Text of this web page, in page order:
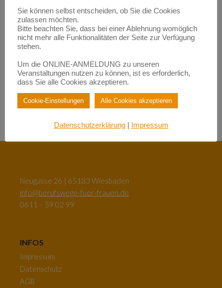
werden | BerufsWege für Frauen e.V.
zuFundraisende – die „Eier-legenden Woll-Milch-Säue“
Empowerment durch Mentoring: Wie Migrantinnen gestärkt
werden | BerufsWege für Frauen e.V.
zuFemale Empowerment im Main Kinzig Kreis
Be happy – so werden Sie glücklich im Beruf!| BerufsWege für
Frauen e.V.
Eigenlob stimmt!
Frauen e.V.
Female Empowerment im Main Kinzig Kreis
Neugasse 26 | 65183 Wiesbaden
info@berufswege-fuer-frauen.de
0611 – 59 02 99
INFOS
Impressum
Datenschutz
AGB
Sie können selbst entscheiden, ob Sie die Cookies
zulassen möchten.
Bitte beachten Sie, dass bei einer Ablehnung womöglich
nicht mehr alle Funktionalitäten der Seite zur Verfügung
stehen.
Um die ONLINE-ANMELDUNG zu unseren
Veranstaltungen nutzen zu können, ist es erforderlich,
dass Sie alle Cookies akzeptieren.
Cookie-Einstellungen Alle Cookies akzeptieren
Datenschutzerklärung| Impressum